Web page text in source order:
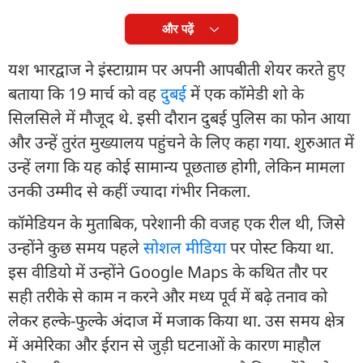
और पढ़ें
यश भारद्वाज ने इंस्टाग्राम पर अपनी आपबीती शेयर करते हुए
बताया कि 19 मार्च को वहदुबईमें एक कॉमेडी शो के
सिलसिले में मौजूद थे. इसी दौरान दुबई पुलिस का फोन आया
और उन्हें तुरंत मुख्यालय पहुंचने के लिए कहा गया. शुरुआत में
उन्हें लगा कि यह कोई सामान्य पूछताछ होगी, लेकिन मामला
उनकी उम्मीद से कहीं ज्यादा गंभीर निकला.
कॉमेडियन के मुताबिक, परेशानी की वजह एक रील थी, जिसे
उन्होंने कुछ समय पहलेसोशल मीडियापर पोस्ट किया था.
इस वीडियो में उन्होंने Google Maps के कथित तौर पर
सही तरीके से काम न करने और मध्य पूर्व में बढ़े तनाव को
लेकर हल्के-फुल्के अंदाज में मजाक किया था. उस समय क्षेत्र
में अमेरिका और ईरान से जुड़ी घटनाओं के कारण माहौल